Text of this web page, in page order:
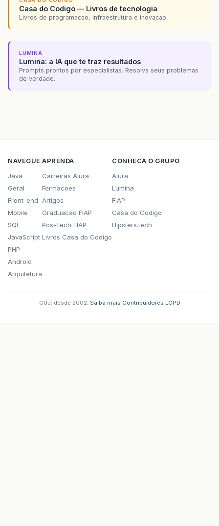
Casa do Codigo — Livros de tecnologia
Livros de programacao, infraestrutura e inovacao
LUMINA
Lumina: a IA que te traz resultados
Prompts prontos por especialistas. Resolva seus problemas
de verdade.
NAVEGUE
Java
Geral
Front-end
Mobile
SQL
JavaScript
PHP
Android
Arquitetura
APRENDA
Carreiras Alura
Formacoes
Artigos
Graduacao FIAP
Pos-Tech FIAP
Livros Casa do Codigo
CONHECA O GRUPO
Alura
Lumina
FIAP
Casa do Codigo
Hipsters.tech
GUJ: desde 2002. Saiba mais Contribuidores LGPD